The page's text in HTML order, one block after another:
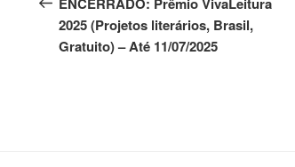
Post
2025 (Projetos literários, Brasil,
Gratuito) – Até 11/07/2025